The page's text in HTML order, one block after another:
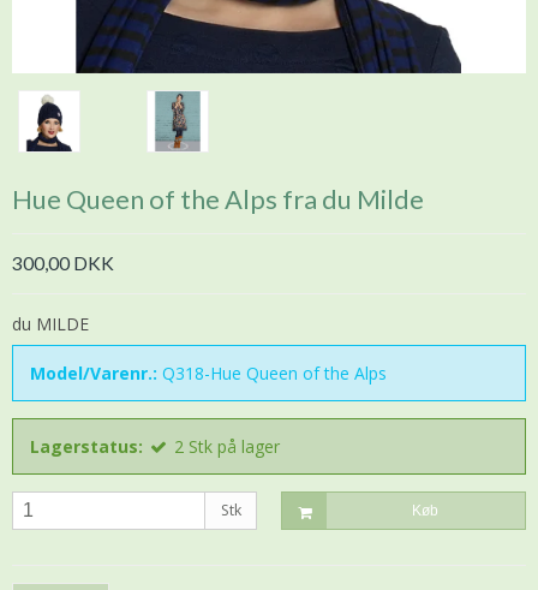
Hue Queen of the Alps fra du Milde
300,00 DKK
du MILDE
Model/Varenr.: Q318-Hue Queen of the Alps
Lagerstatus: 2 Stk på lager
Stk Køb